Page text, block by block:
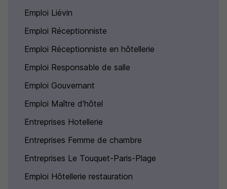
Emploi Liévin
Emploi Réceptionniste
Emploi Réceptionniste en hôtellerie
Emploi Responsable de salle
Emploi Gouvernant
Emploi Maître d'hôtel
Entreprises Hotellerie
Entreprises Femme de chambre
Entreprises Le Touquet-Paris-Plage
Emploi Hôtellerie restauration